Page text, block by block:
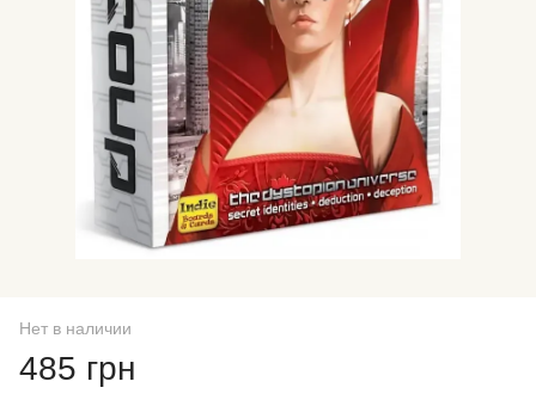
Нет в наличии
485 грн